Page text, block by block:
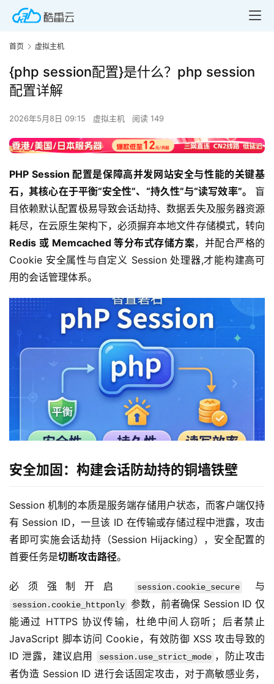
首页 虚拟主机
{php session配置}是什么？php session
配置详解
2026年5月8日 09:15 虚拟主机 阅读 149
PHP Session 配置是保障高并发网站安全与性能的关键基
石，其核心在于平衡“安全性”、“持久性”与“读写效率”。
盲
目依赖默认配置极易导致会话劫持、数据丢失及服务器资源
耗尽，在云原生架构下，必须摒弃本地文件存储模式，转向
Redis 或 Memcached 等分布式存储方案，并配合严格的
Cookie 安全属性与自定义 Session 处理器,才能构建高可
用的会话管理体系。
安全加固：构建会话防劫持的铜墙铁壁
Session 机制的本质是服务端存储用户状态，而客户端仅持
有 Session ID，一旦该 ID 在传输或存储过程中泄露，攻击
者即可实施会话劫持（Session Hijacking），安全配置的
首要任务是切断攻击路径。
必须强制开启 session.cookie_secure
session.cookie_httponly
参数，前者确保 Session ID 仅
能通过 HTTPS 协议传输，杜绝中间人窃听；后者禁止
JavaScript 脚本访问 Cookie，有效防御 XSS 攻击导致的
ID 泄露，建议启用
session.use_strict_mode ，防止攻击
者伪造 Session ID 进行会话固定攻击，对于高敏感业务，